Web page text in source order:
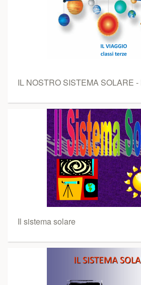
IL NOSTRO SISTEMA SOLARE -
Il sistema solare